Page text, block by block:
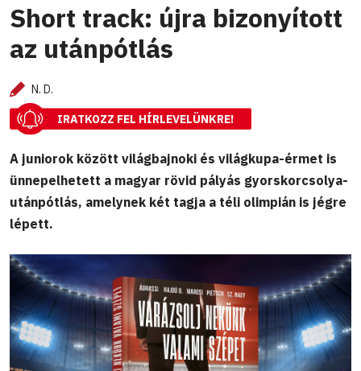
Short track: újra bizonyított
az utánpótlás
N. D.
IRATKOZZ FEL HÍRLEVELÜNKRE!
A juniorok között világbajnoki és világkupa-érmet is
ünnepelhetett a magyar rövid pályás gyorskorcsolya-
utánpótlás, amelynek két tagja a téli olimpián is jégre
lépett.